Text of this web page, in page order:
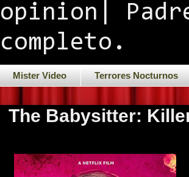
opinion|
completo.
Mister Video Terrores Nocturnos
The Babysitter: